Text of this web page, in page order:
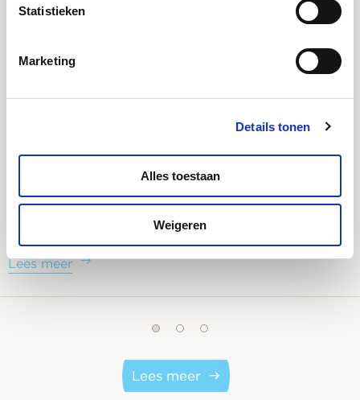
Statistieken
Marketing
Details tonen
Alles toestaan
Weigeren
Stage lopen bij Aster: 4 stagiairs doen hun
Lees meer
Lees meer